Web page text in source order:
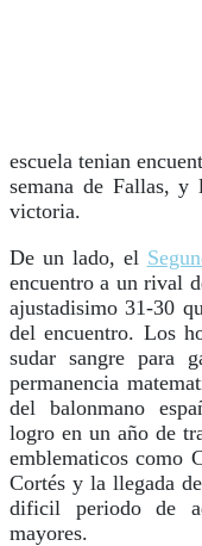
escuela tenian
semana de Fallas, y
victoria.
De un lado, el
encuentro a un rival
ajustadisimo 31-30
del encuentro. Los
sudar sangre para
permanencia
del balonmano
logro en un año de
emblematicos como
Cortés y la llegada
dificil periodo de
mayores.